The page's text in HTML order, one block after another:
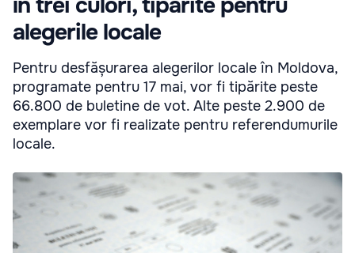
alegerile locale
Pentru desfășurarea alegerilor locale în Moldova,
programate pentru 17 mai, vor fi tipărite peste
66.800 de buletine de vot. Alte peste 2.900 de
exemplare vor fi realizate pentru referendumurile
locale.